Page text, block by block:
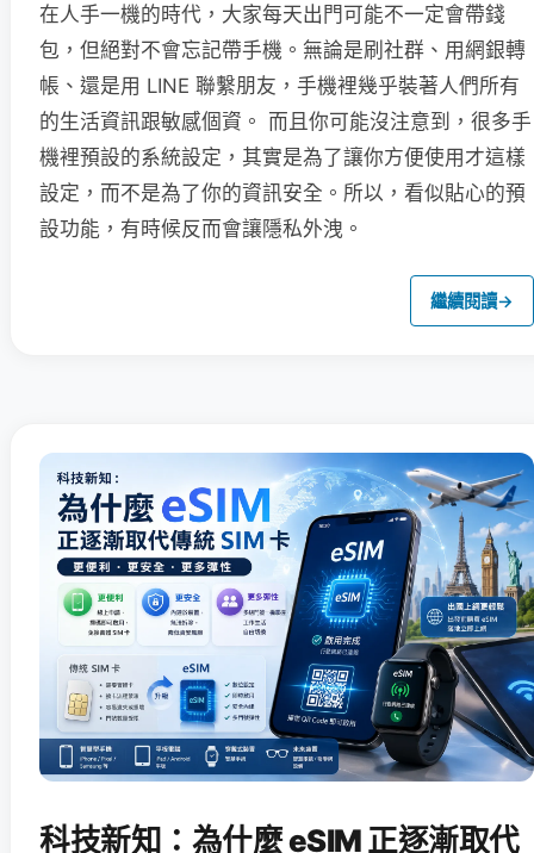
在人手一機的時代，大家每天出門可能不一定會帶錢
包，但絕對不會忘記帶手機。無論是刷社群、用網銀轉
帳、還是用 LINE 聯繫朋友，手機裡幾乎裝著人們所有
的生活資訊跟敏感個資。 而且你可能沒注意到，很多手
機裡預設的系統設定，其實是為了讓你方便使用才這樣
設定，而不是為了你的資訊安全。所以，看似貼心的預
設功能，有時候反而會讓隱私外洩。
繼續閱讀→
科技新知：為什麼 eSIM 正逐漸取代